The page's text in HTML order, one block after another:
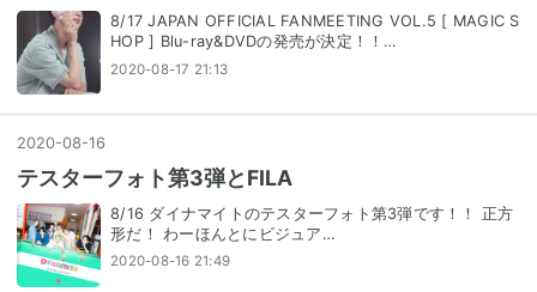
8/17 JAPAN OFFICIAL FANMEETING VOL.5 [ MAGIC S
HOP ] Blu-ray&DVDの発売が決定！！…
2020-08-17 21:13
2020-08-16
テスターフォト第3弾とFILA
8/16 ダイナマイトのテスターフォト第3弾です！！ 正方
形だ！ わーほんとにビジュア…
2020-08-16 21:49